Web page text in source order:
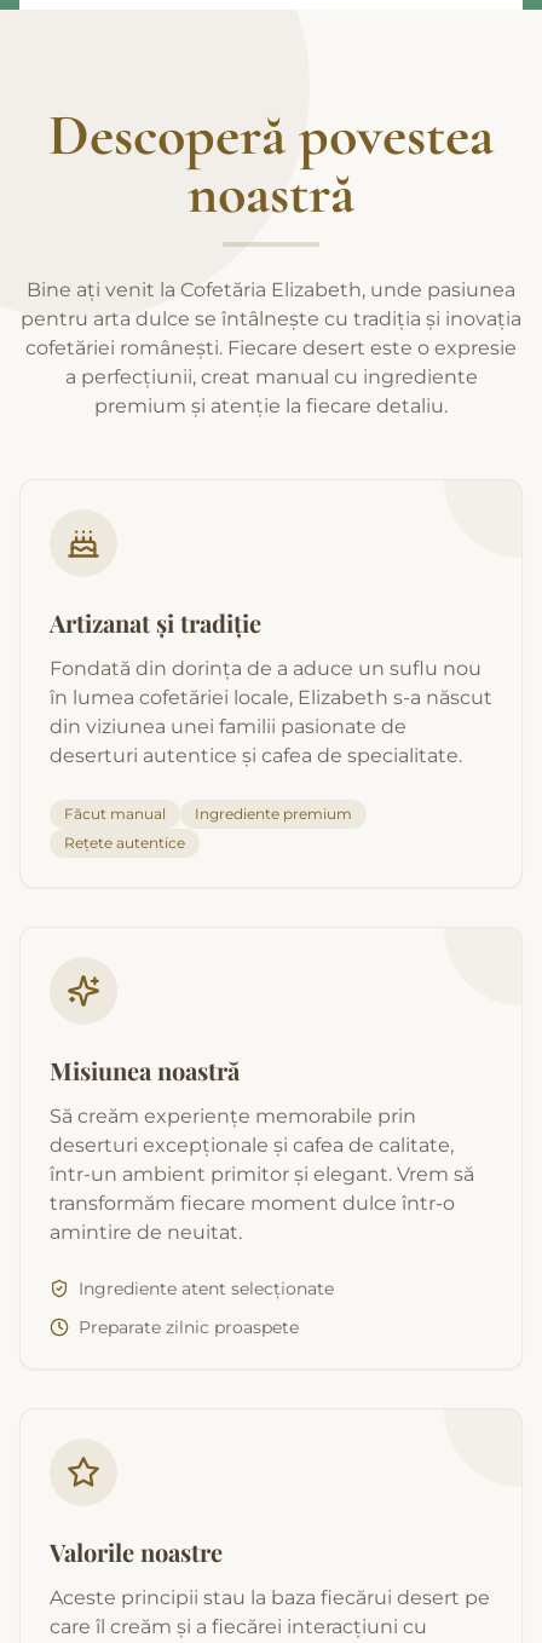
Descoperă povestea
noastră
Bine ați venit la Cofetăria Elizabeth, unde pasiunea
pentru arta dulce se întâlnește cu tradiția și inovația
cofetăriei românești. Fiecare desert este o expresie
a perfecțiunii, creat manual cu ingrediente
premium și atenție la fiecare detaliu.
Artizanat și tradiție
Fondată din dorința de a aduce un suflu nou
în lumea cofetăriei locale, Elizabeth s-a născut
din viziunea unei familii pasionate de
deserturi autentice și cafea de specialitate.
Făcut manual
Ingrediente premium
Rețete autentice
Misiunea noastră
Să creăm experiențe memorabile prin
deserturi excepționale și cafea de calitate,
într-un ambient primitor și elegant. Vrem să
transformăm fiecare moment dulce într-o
amintire de neuitat.
Ingrediente atent selecționate
Preparate zilnic proaspete
Valorile noastre
Aceste principii stau la baza fiecărui desert pe
care îl creăm și a fiecărei interacțiuni cu